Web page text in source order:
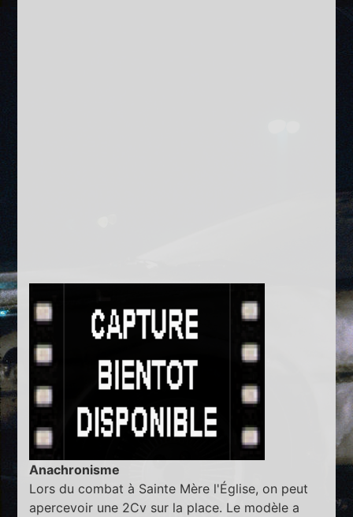
Anachronisme
Lors du combat à Sainte Mère l'Église, on peut
apercevoir une 2Cv sur la place. Le modèle a